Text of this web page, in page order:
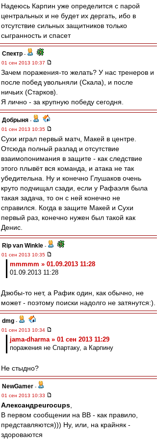
Надеюсь Карпин уже определится с парой
центральных и не будет их дергать, ибо в
отсутствие сильных защитников только
сыгранность и спасет
Спектр -
01 сен 2013 10:37
Зачем поражения-то желать? У нас тренеров и
после побед увольняли (Скала), и после
ничьих (Старков).
Я лично - за крупную победу сегодня.
Добрыня -
01 сен 2013 10:35
Сухи играл первый матч, Макей в центре.
Отсюда полный разлад и отсутствие
взаимопонимания в защите - как следствие
этого плывёт вся команда, и атака не так
убедительна. Ну и конечно Глушаков очень
круто подчищал сзади, если у Рафаэля была
такая задача, то он с ней конечно не
справился. Когда в защите Макей и Сухи
первый раз, конечно нужен был такой как
Денис.
Rip van Winkle -
01 сен 2013 10:35
mmmmm » 01.09.2013 11:28
01.09.2013 11:28
Дзюбы-то нет, а Рафик один, как обычно, не
может - поэтому поиски надолго не затянутся:).
dmg -
01 сен 2013 10:34
jama-dharma » 01 сен 2013 11:29
поражения не Спартаку, а Карпину
Не стыдно?
NewGamer -
01 сен 2013 10:33
Александрeurocups
В первом сообщении на ВВ - как правило,
представляются))) Ну, или, на крайняк -
здороваются